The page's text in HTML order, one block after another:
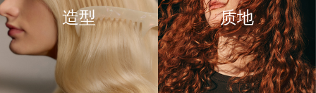
造型 质地